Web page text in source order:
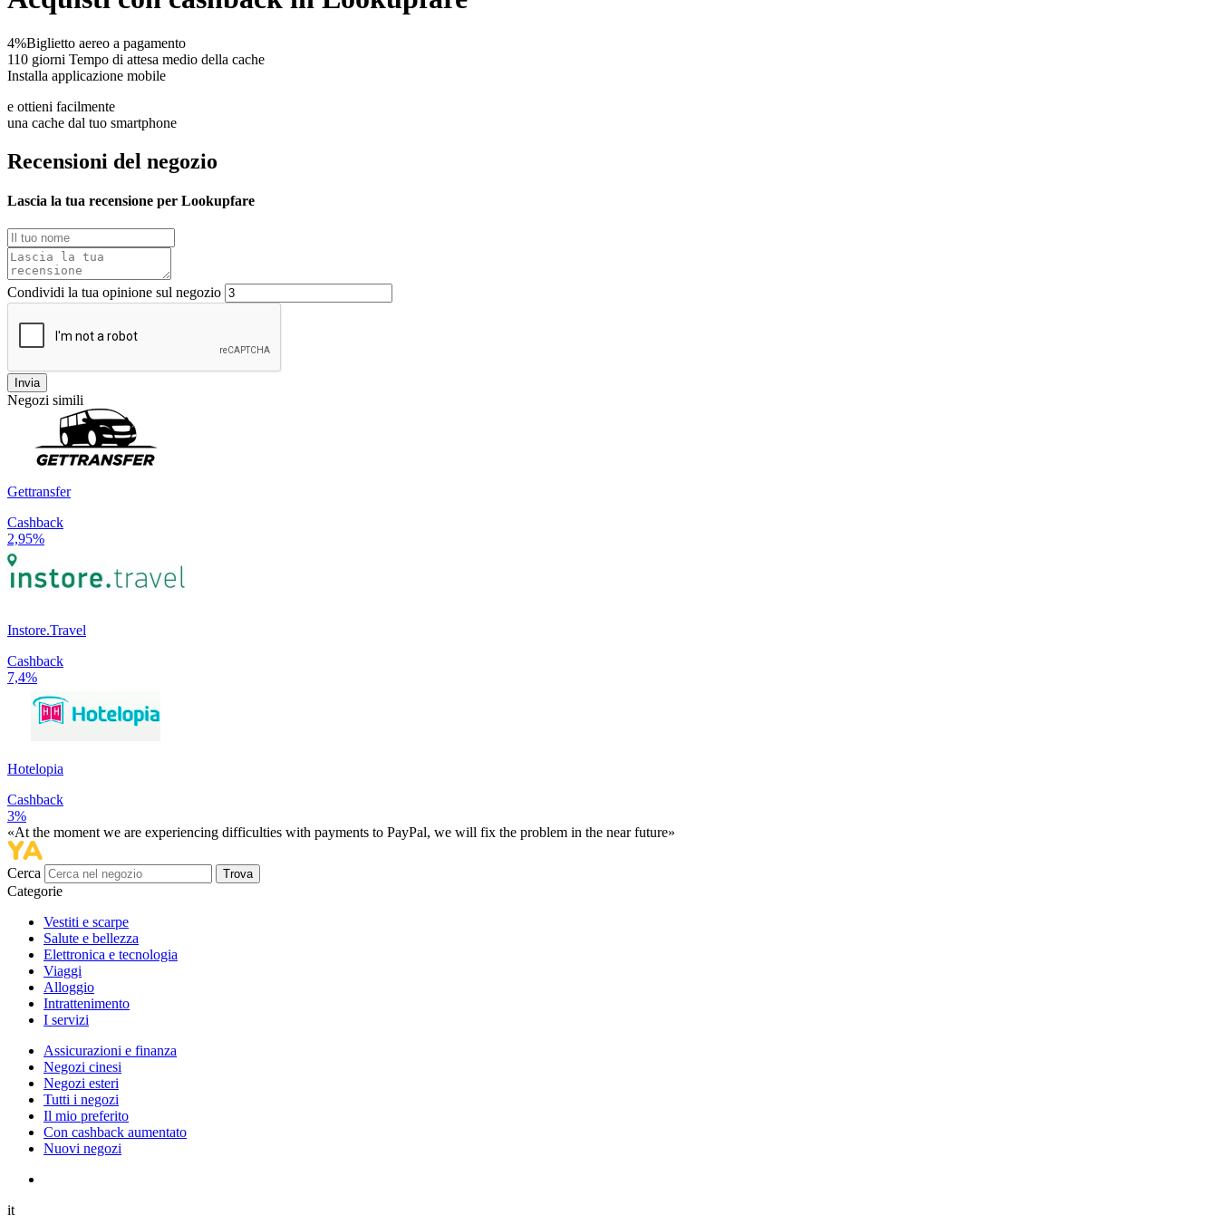
4%Biglietto aereo a pagamento
110 giorni Tempo di attesa medio della cache
Installa applicazione mobile
e ottieni facilmente
una cache dal tuo smartphone
Recensioni del negozio
Lascia la tua recensione per Lookupfare
Condividi la tua opinione sul negozio
Invia
Negozi simili
Gettransfer
Cashback
2,95%
Instore.Travel
Cashback
7,4%
Hotelopia
Cashback
3%
«At the moment we are experiencing difficulties with payments to PayPal, we will fix the problem in the near future»
Cerca Trova
Categorie
Vestiti e scarpe
Salute e bellezza
Elettronica e tecnologia
Viaggi
Alloggio
Intrattenimento
I servizi
Assicurazioni e finanza
Negozi cinesi
Negozi esteri
Tutti i negozi
Il mio preferito
Con cashback aumentato
Nuovi negozi
it